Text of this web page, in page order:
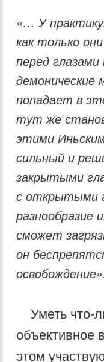
«… У
как только
перед
демонические
попадает в
тут же
этими
сильный и
закрытыми
с открытыми
разнообразие
сможет
он
Уметь что-
объективное
этом